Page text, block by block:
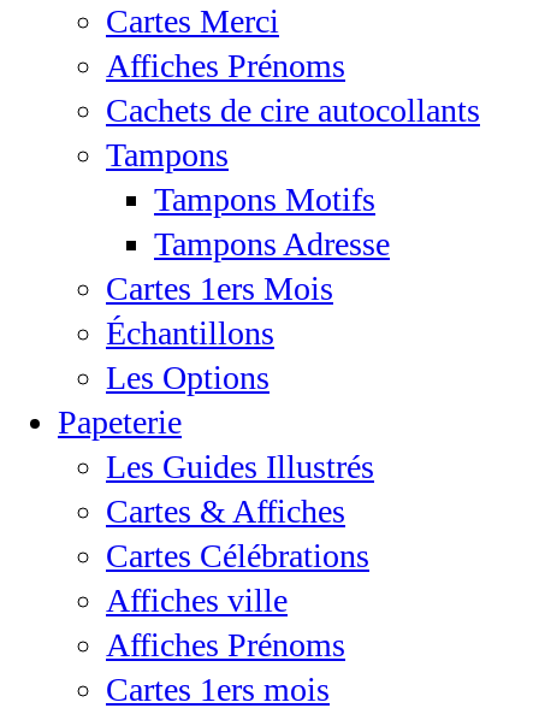
Cartes Merci
Affiches Prénoms
Cachets de cire autocollants
Tampons
Tampons Motifs
Tampons Adresse
Cartes 1ers Mois
Échantillons
Les Options
Papeterie
Les Guides Illustrés
Cartes & Affiches
Cartes Célébrations
Affiches ville
Affiches Prénoms
Cartes 1ers mois